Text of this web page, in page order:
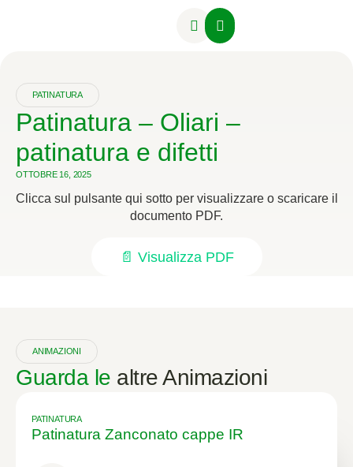
PATINATURA
Patinatura – Oliari –
patinatura e difetti
OTTOBRE 16, 2025
Clicca sul pulsante qui sotto per visualizzare o scaricare il
documento PDF.
📄 Visualizza PDF
ANIMAZIONI
Guarda le altre Animazioni
PATINATURA
Patinatura Zanconato cappe IR